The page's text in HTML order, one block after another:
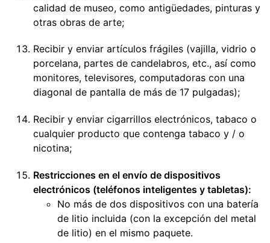
calidad de museo, como antigüedades, pinturas y
otras obras de arte;
Recibir y enviar artículos frágiles (vajilla, vidrio o
porcelana, partes de candelabros, etc., así como
monitores, televisores, computadoras con una
diagonal de pantalla de más de 17 pulgadas);
Recibir y enviar cigarrillos electrónicos, tabaco o
cualquier producto que contenga tabaco y / o
nicotina;
Restricciones en el envío de dispositivos
electrónicos (teléfonos inteligentes y tabletas):
No más de dos dispositivos con una batería
de litio incluida (con la excepción del metal
de litio) en el mismo paquete.